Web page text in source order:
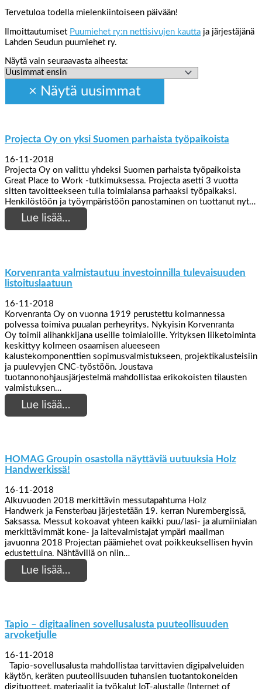
Tervetuloa todella mielenkiintoiseen päivään!
Ilmoittautumiset Puumiehet ry:n nettisivujen kautta ja järjestäjänä
Lahden Seudun puumiehet ry.
Näytä vain seuraavasta aiheesta:
Projecta Oy on yksi Suomen parhaista työpaikoista
16-11-2018
Projecta Oy on valittu yhdeksi Suomen parhaista työpaikoista
Great Place to Work -tutkimuksessa. Projecta asetti 3 vuotta
sitten tavoitteekseen tulla toimialansa parhaaksi työpaikaksi.
Henkilöstöön ja työympäristöön panostaminen on tuottanut nyt…
Lue lisää…
Korvenranta valmistautuu investoinnilla tulevaisuuden
listoituslaatuun
16-11-2018
Korvenranta Oy on vuonna 1919 perustettu kolmannessa
polvessa toimiva puualan perheyritys. Nykyisin Korvenranta
Oy toimii alihankkijana useille toimialoille. Yrityksen liiketoiminta
keskittyy kolmeen osaamisen alueeseen
kalustekomponenttien sopimusvalmistukseen, projektikalusteisiin
ja puulevyjen CNC-työstöön. Joustava
tuotannonohjausjärjestelmä mahdollistaa erikokoisten tilausten
valmistuksen…
Lue lisää…
HOMAG Groupin osastolla näyttäviä uutuuksia Holz
Handwerkissä!
16-11-2018
Alkuvuoden 2018 merkittävin messutapahtuma Holz
Handwerk ja Fensterbau järjestetään 19. kerran Nurembergissä,
Saksassa. Messut kokoavat yhteen kaikki puu/lasi- ja alumiinialan
merkittävimmät kone- ja laitevalmistajat ympäri maailman
javuonna 2018 Projectan päämiehet ovat poikkeuksellisen hyvin
edustettuina. Nähtävillä on niin…
Lue lisää…
Tapio – digitaalinen sovellusalusta puuteollisuuden
arvoketjulle
16-11-2018
Tapio-sovellusalusta mahdollistaa tarvittavien digipalveluiden
käytön, keräten puuteollisuuden tuhansien tuotantokoneiden
digituotteet, materiaalit ja työkalut IoT-alustalle (Internet of